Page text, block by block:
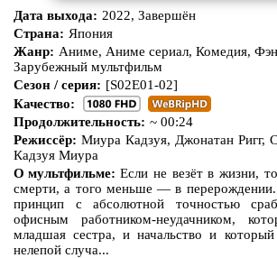
Дата выхода: 2022, Завершён
Страна: Япония
Жанр: Аниме, Аниме сериал, Комедия,
Зарубежный мультфильм
Сезон / серия: [S02E01-02]
Качество:
Продолжительность: ~ 00:24
Режиссёр: Миура Кадзуя, Джонатан Ригг,
Кадзуя Миура
О мультфильме: Если не везёт в жизни,
смерти, а того меньше — в
принцип с абсолютной точностью
офисным работником-неудачником,
младшая сестра, и начальство и
нелепой случа...